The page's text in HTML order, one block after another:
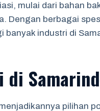
mulai dari bahan
Dengan berbagai
banyak industri di
di
pilihan